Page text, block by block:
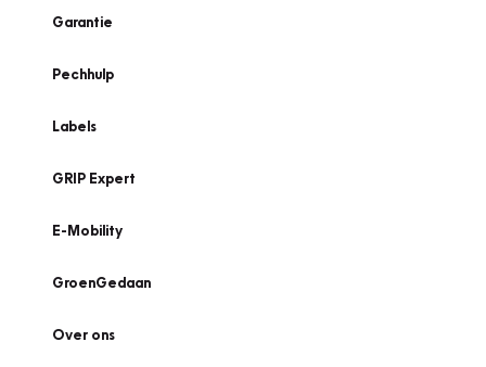
Garantie
Pechhulp
Labels
GRIP Expert
E-Mobility
GroenGedaan
Over ons